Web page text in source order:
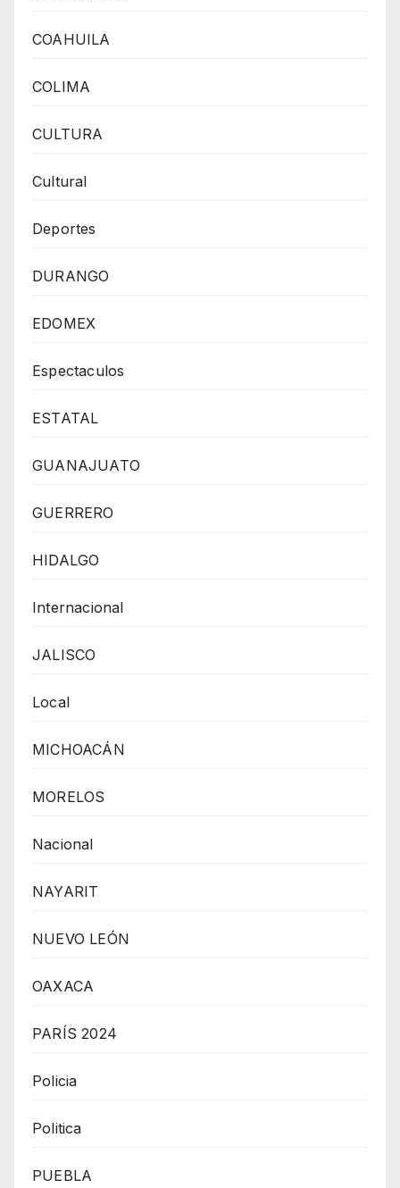
COAHUILA
COLIMA
CULTURA
Cultural
Deportes
DURANGO
EDOMEX
Espectaculos
ESTATAL
GUANAJUATO
GUERRERO
HIDALGO
Internacional
JALISCO
Local
MICHOACÁN
MORELOS
Nacional
NAYARIT
NUEVO LEÓN
OAXACA
PARÍS 2024
Policia
Politica
PUEBLA